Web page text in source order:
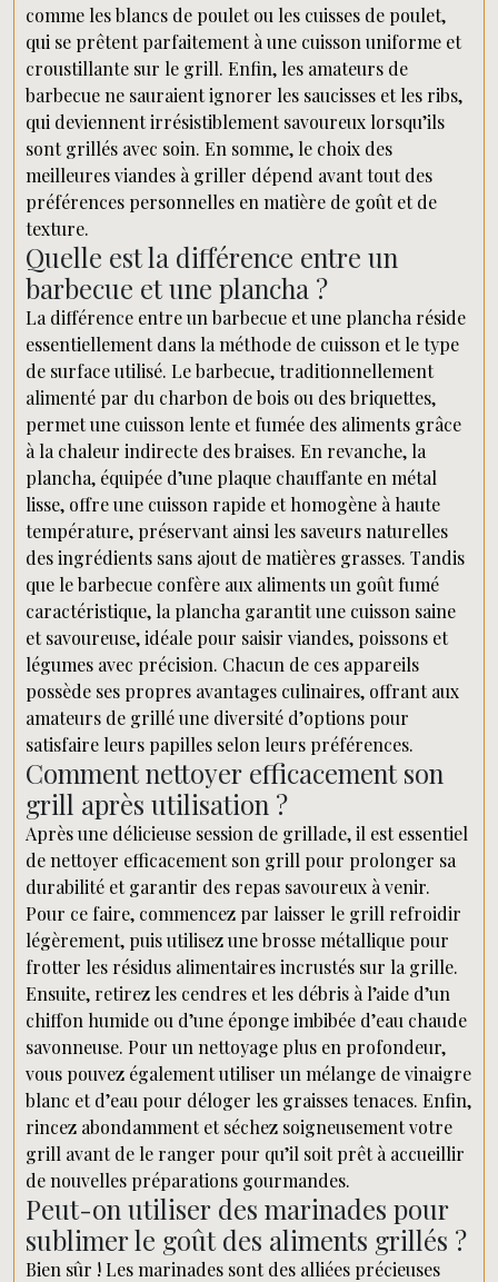
comme les blancs de poulet ou les cuisses de poulet,
qui se prêtent parfaitement à une cuisson uniforme et
croustillante sur le grill. Enfin, les amateurs de
barbecue ne sauraient ignorer les saucisses et les ribs,
qui deviennent irrésistiblement savoureux lorsqu’ils
sont grillés avec soin. En somme, le choix des
meilleures viandes à griller dépend avant tout des
préférences personnelles en matière de goût et de
texture.
Quelle est la différence entre un
barbecue et une plancha ?
La différence entre un barbecue et une plancha réside
essentiellement dans la méthode de cuisson et le type
de surface utilisé. Le barbecue, traditionnellement
alimenté par du charbon de bois ou des briquettes,
permet une cuisson lente et fumée des aliments grâce
à la chaleur indirecte des braises. En revanche, la
plancha, équipée d’une plaque chauffante en métal
lisse, offre une cuisson rapide et homogène à haute
température, préservant ainsi les saveurs naturelles
des ingrédients sans ajout de matières grasses. Tandis
que le barbecue confère aux aliments un goût fumé
caractéristique, la plancha garantit une cuisson saine
et savoureuse, idéale pour saisir viandes, poissons et
légumes avec précision. Chacun de ces appareils
possède ses propres avantages culinaires, offrant aux
amateurs de grillé une diversité d’options pour
satisfaire leurs papilles selon leurs préférences.
Comment nettoyer efficacement son
grill après utilisation ?
Après une délicieuse session de grillade, il est essentiel
de nettoyer efficacement son grill pour prolonger sa
durabilité et garantir des repas savoureux à venir.
Pour ce faire, commencez par laisser le grill refroidir
légèrement, puis utilisez une brosse métallique pour
frotter les résidus alimentaires incrustés sur la grille.
Ensuite, retirez les cendres et les débris à l’aide d’un
chiffon humide ou d’une éponge imbibée d’eau chaude
savonneuse. Pour un nettoyage plus en profondeur,
vous pouvez également utiliser un mélange de vinaigre
blanc et d’eau pour déloger les graisses tenaces. Enfin,
rincez abondamment et séchez soigneusement votre
grill avant de le ranger pour qu’il soit prêt à accueillir
de nouvelles préparations gourmandes.
Peut-on utiliser des marinades pour
sublimer le goût des aliments grillés ?
Bien sûr ! Les marinades sont des alliées précieuses